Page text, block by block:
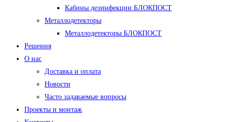
Кабины дезинфекции БЛОКПОСТ
Металлодетекторы
Металлодетекторы БЛОКПОСТ
Решения
О нас
Доставка и оплата
Новости
Часто задаваемые вопросы
Проекты и монтаж